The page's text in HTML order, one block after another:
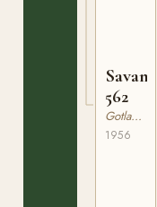
Savanna
562
Gotlandsruss
1956